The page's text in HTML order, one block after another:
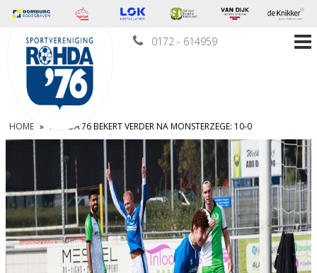
0172 - 614959
HOME » ROHDA’76 BEKERT VERDER NA MONSTERZEGE: 10-0